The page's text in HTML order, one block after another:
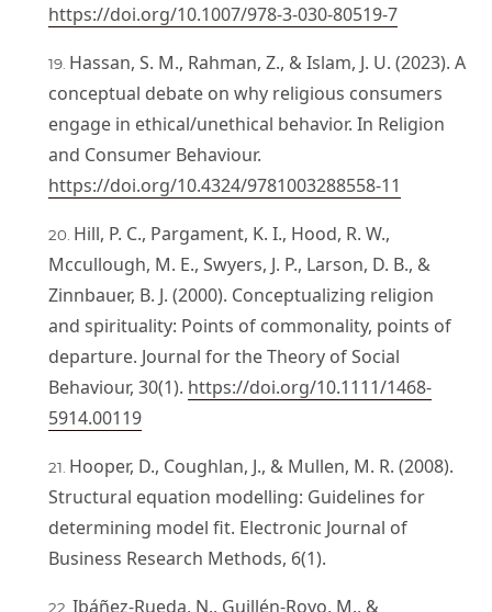
https://doi.org/10.1007/978-3-030-80519-7
Hassan, S. M., Rahman, Z., & Islam, J. U. (2023). A
conceptual debate on why religious consumers
engage in ethical/unethical behavior. In Religion
and Consumer Behaviour.
https://doi.org/10.4324/9781003288558-11
Hill, P. C., Pargament, K. I., Hood, R. W.,
Mccullough, M. E., Swyers, J. P., Larson, D. B., &
Zinnbauer, B. J. (2000). Conceptualizing religion
and spirituality: Points of commonality, points of
departure. Journal for the Theory of Social
Behaviour, 30(1). https://doi.org/10.1111/1468-
5914.00119
Hooper, D., Coughlan, J., & Mullen, M. R. (2008).
Structural equation modelling: Guidelines for
determining model fit. Electronic Journal of
Business Research Methods, 6(1).
Ibáñez-Rueda, N., Guillén-Royo, M., &